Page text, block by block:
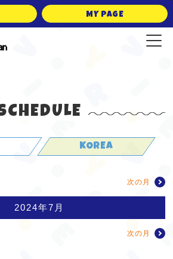
MY PAGE
KOREA
次の月
2024年7月
次の月